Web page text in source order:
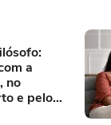
a
no
e pelo